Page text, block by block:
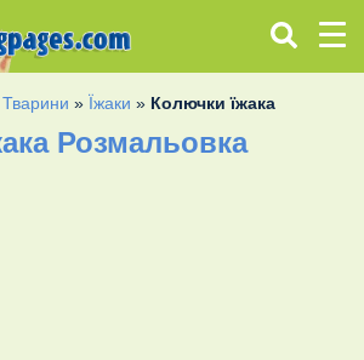
Тварини » Їжаки » Колючки їжака
Розмальовка